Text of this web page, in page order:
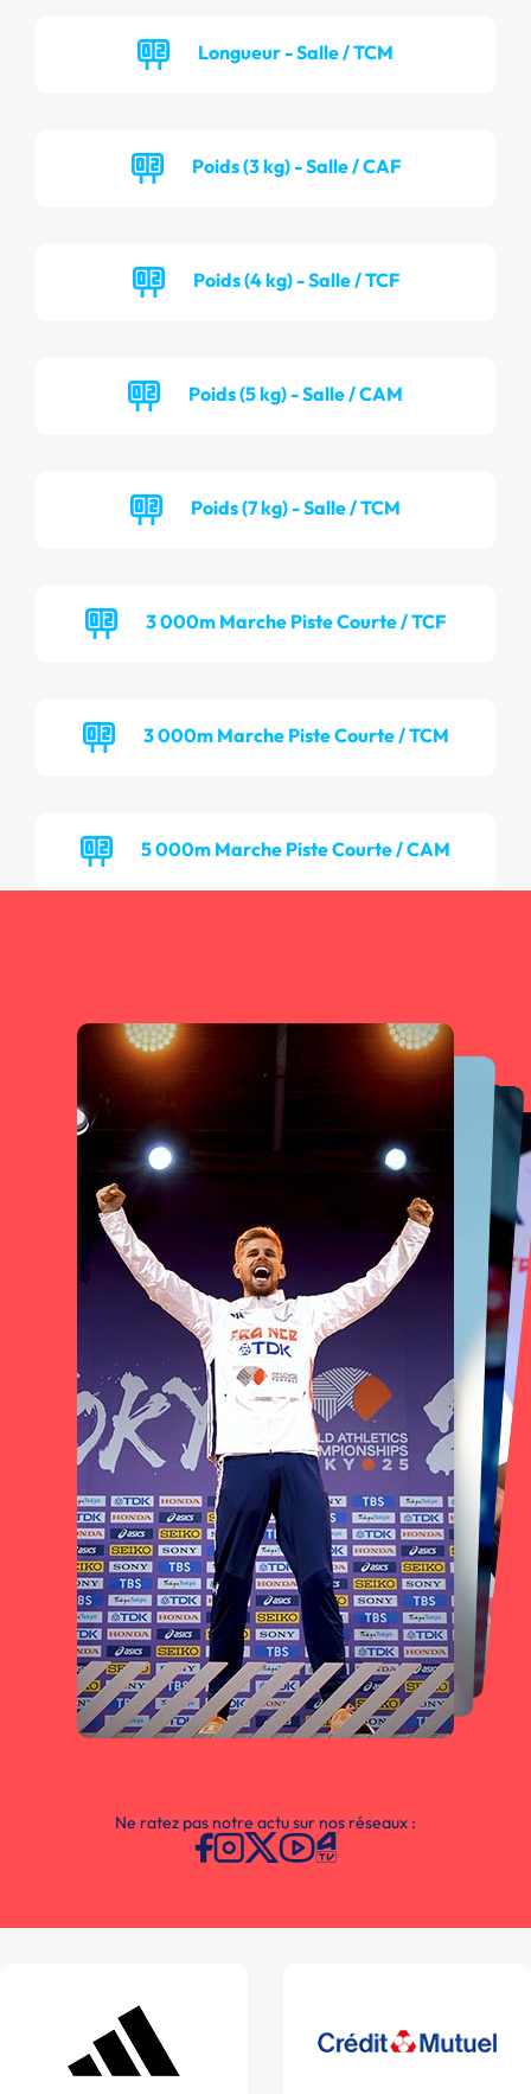
Longueur - Salle / TCM
Poids (3 kg) - Salle / CAF
Poids (4 kg) - Salle / TCF
Poids (5 kg) - Salle / CAM
Poids (7 kg) - Salle / TCM
3 000m Marche Piste Courte / TCF
3 000m Marche Piste Courte / TCM
5 000m Marche Piste Courte / CAM
Ne ratez pas notre actu sur nos réseaux :